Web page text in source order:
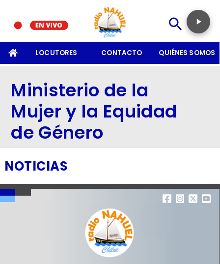
LOCUTORES CONTACTO QUIÉNES SOMOS
Ministerio de la
Mujer y la Equidad
de Género
NOTICIAS